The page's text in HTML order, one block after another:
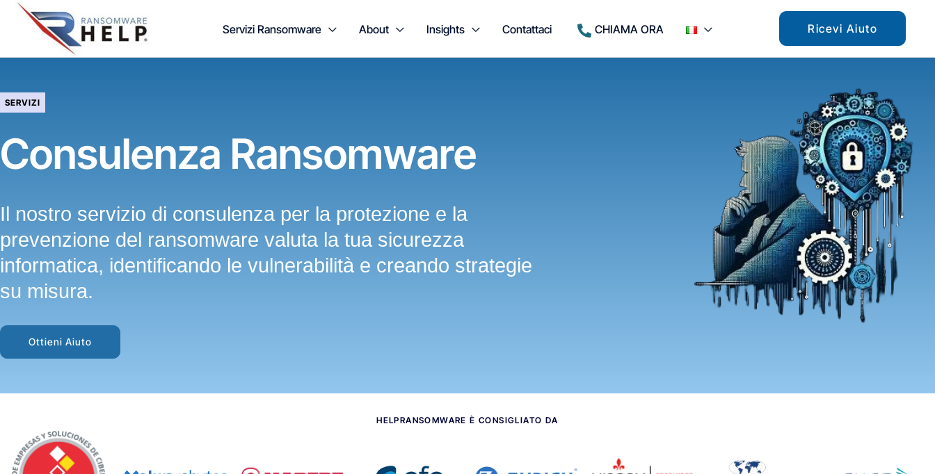
Servizi Ransomware About Insights Contattaci CHIAMA ORA Ricevi Aiuto
SERVIZI
Consulenza Ransomware
Il nostro servizio di consulenza per la protezione e la
prevenzione del ransomware valuta la tua sicurezza
informatica, identificando le vulnerabilità e creando strategie
su misura.
Ottieni Aiuto
HELPRANSOMWARE È CONSIGLIATO DA